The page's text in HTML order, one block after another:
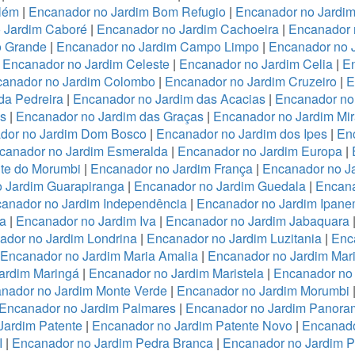
| Encanador no Jardim Bom Refugio | Encanador no
Caboré| Encanador no Jardim Cachoeira| Encanador
Grande | Encanador no Jardim Campo Limpo | Encanador no
Encanador no Jardim Celeste | Encanador no Jardim Celia |
no Jardim Colombo| Encanador no Jardim Cruzeiro|
Pedreira| Encanador no Jardim das Acacias| Encanador
| Encanador no Jardim das Graças | Encanador no Jardim
no Jardim Dom Bosco | Encanador no Jardim dos Ipes |
no Jardim Esmeralda | Encanador no Jardim Europa |
do Morumbi | Encanador no Jardim França| Encanador no
Jardim Guarapiranga | Encanador no Jardim Guedala |
no Jardim Independência| Encanador no Jardim
| Encanador no Jardim Iva| Encanador no Jardim Jabaquara
no Jardim Londrina | Encanador no Jardim Luzitania |
Encanador no Jardim Maria Amalia | Encanador no Jardim
Maringá| Encanador no Jardim Maristela| Encanador
no Jardim Monte Verde| Encanador no Jardim Morumbi
no Jardim Palmares| Encanador no Jardim
Patente | Encanador no Jardim Patente Novo |
| Encanador no Jardim Pedra Branca| Encanador no Jardim